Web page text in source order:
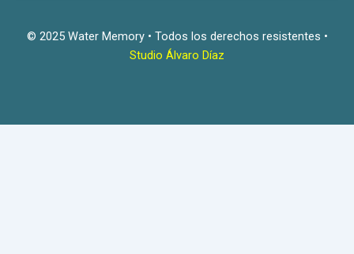
© 2025 Water Memory • Todos los derechos resistentes •
Studio Álvaro Díaz